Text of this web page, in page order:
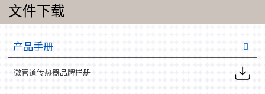
文件下载
产品手册
微管道传热器品牌样册